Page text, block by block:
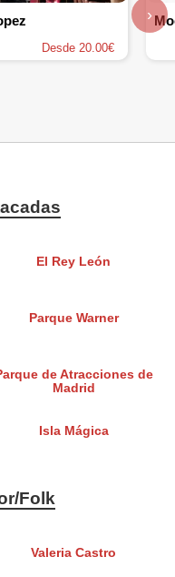
Desde 20.00€
›
El Rey León
Parque Warner
de Atracciones de
Madrid
Isla Mágica
Folk
Valeria Castro